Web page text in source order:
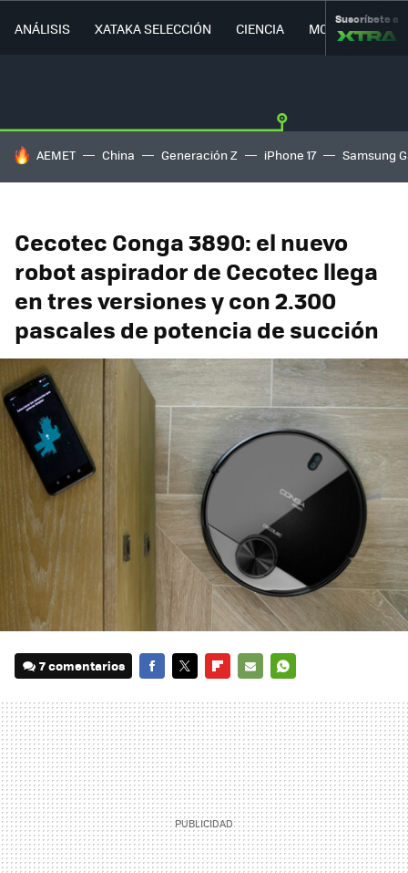
ANÁLISIS XATAKA SELECCIÓN CIENCIA MOVILIDAD
Suscríbete a
HOY SE HABLA DE
AEMET China Generación Z iPhone 17 Samsung
Cecotec Conga 3890: el nuevo
robot aspirador de Cecotec llega
en tres versiones y con 2.300
pascales de potencia de succión
7 comentarios
MAIL